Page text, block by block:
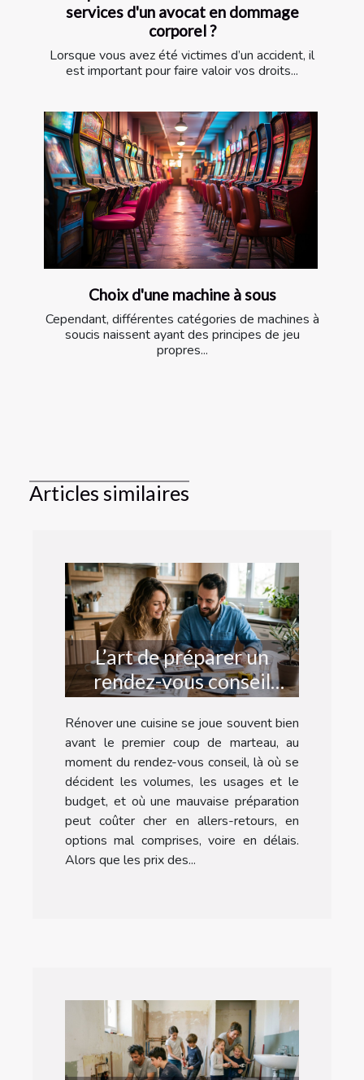
services d'un avocat en dommage
corporel ?
Lorsque vous avez été victimes d’un accident, il
est important pour faire valoir vos droits...
Choix d'une machine à sous
Cependant, différentes catégories de machines à
soucis naissent ayant des principes de jeu
propres...
Articles similaires
L’art de préparer un
rendez-vous conseil
réussi pour refaire sa
cuisine
Rénover une cuisine se joue souvent bien
avant le premier coup de marteau, au
moment du rendez-vous conseil, là où se
décident les volumes, les usages et le
budget, et où une mauvaise préparation
peut coûter cher en allers-retours, en
options mal comprises, voire en délais.
Alors que les prix des...